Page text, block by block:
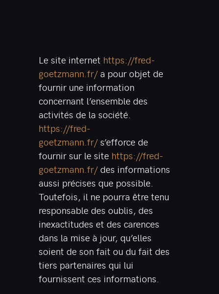
Le site internet https://fred-
goetzmann.fr/ a pour objet de
fournir une information
concernant l’ensemble des
activités de la société.
https://fred-
goetzmann.fr/s’efforce de
fournir sur le site https://fred-
goetzmann.fr/ des informations
aussi précises que possible.
Toutefois, il ne pourra être tenu
responsable des oublis, des
inexactitudes et des carences
dans la mise à jour, qu’elles
soient de son fait ou du fait des
tiers partenaires qui lui
fournissent ces informations.